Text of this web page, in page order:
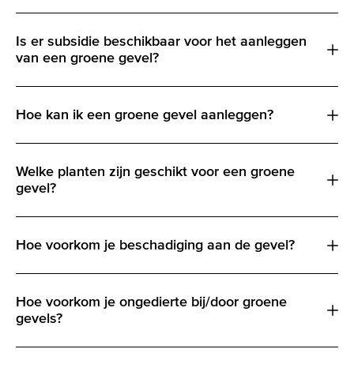
Is er subsidie beschikbaar voor het aanleggen
van een groene gevel?
Hoe kan ik een groene gevel aanleggen?
Welke planten zijn geschikt voor een groene
gevel?
Hoe voorkom je beschadiging aan de gevel?
Hoe voorkom je ongedierte bij/door groene
gevels?